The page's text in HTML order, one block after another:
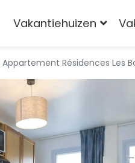
Vakantiehuizen
Appartement Résidences Les